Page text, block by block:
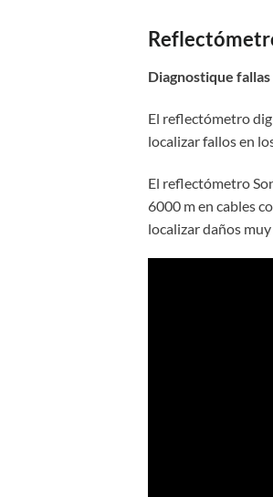
Diagnostique
El reflectómetro
localizar fallos en
El reflectómetro
6000 m en cables
localizar daños